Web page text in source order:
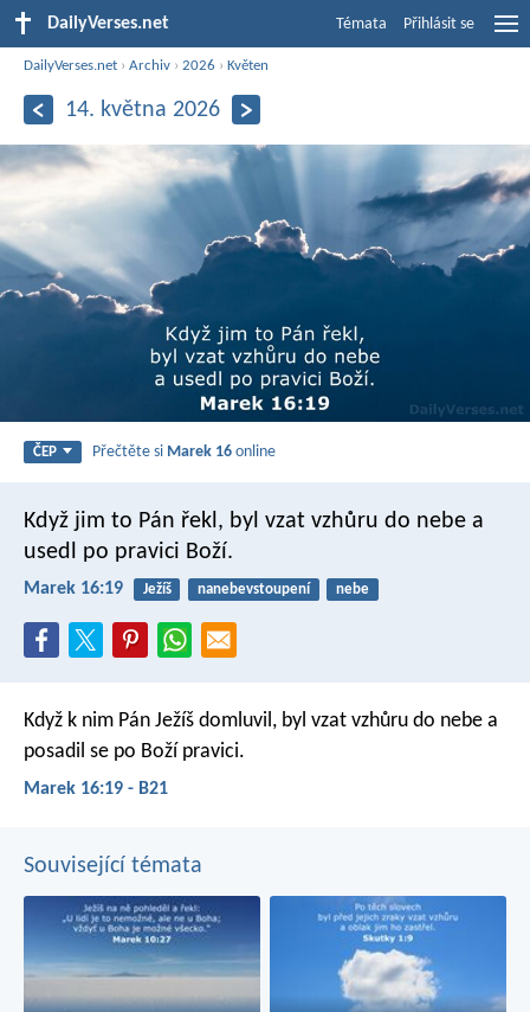
DailyVerses.net Témata Přihlásit se
DailyVerses.net ›Archiv ›2026 ›Květen
14. května 2026
ČEP Přečtěte si Marek 16 online
Když jim to Pán řekl, byl vzat vzhůru do nebe a
usedl po pravici Boží.
Marek 16:19 Ježíš nanebevstoupení nebe
Když k nim Pán Ježíš domluvil, byl vzat vzhůru do nebe a
posadil se po Boží pravici.
Marek 16:19 - B21
Související témata